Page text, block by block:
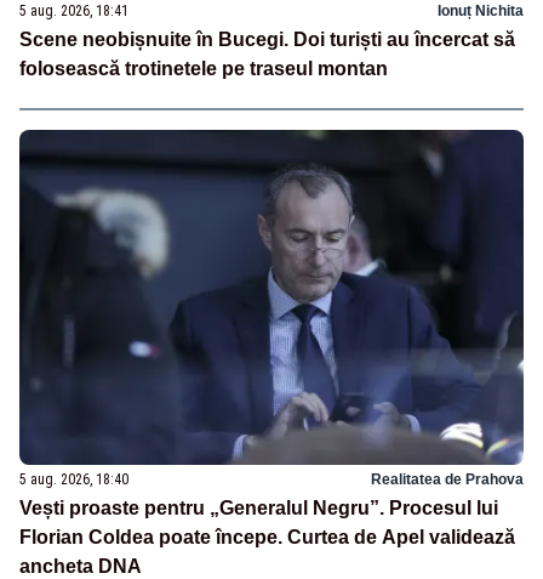
5 aug. 2026, 18:41 Ionuț Nichita
Scene neobișnuite în Bucegi. Doi turiști au încercat să
folosească trotinetele pe traseul montan
5 aug. 2026, 18:40 Realitatea de Prahova
Vești proaste pentru „Generalul Negru”. Procesul lui
Florian Coldea poate începe. Curtea de Apel validează
ancheta DNA